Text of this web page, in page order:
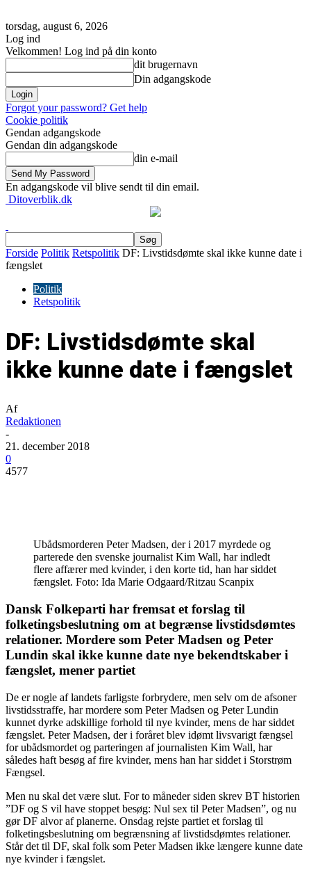
torsdag, august 6, 2026
Log ind
Velkommen! Log ind på din konto
dit brugernavn
Din adgangskode
Forgot your password? Get help
Cookie politik
Gendan adgangskode
Gendan din adgangskode
din e-mail
En adgangskode vil blive sendt til din email.
Ditoverblik.dk
Forside Politik Retspolitik DF: Livstidsdømte skal ikke kunne date i
fængslet
Politik
Retspolitik
DF: Livstidsdømte skal
ikke kunne date i fængslet
Af
Redaktionen
-
21. december 2018
0
4577
Ubådsmorderen Peter Madsen, der i 2017 myrdede og
parterede den svenske journalist Kim Wall, har indledt
flere affærer med kvinder, i den korte tid, han har siddet
fængslet. Foto: Ida Marie Odgaard/Ritzau Scanpix
Dansk Folkeparti har fremsat et forslag til
folketingsbeslutning om at begrænse livstidsdømtes
relationer. Mordere som Peter Madsen og Peter
Lundin skal ikke kunne date nye bekendtskaber i
fængslet, mener partiet
De er nogle af landets farligste forbrydere, men selv om de afsoner
livstidsstraffe, har mordere som Peter Madsen og Peter Lundin
kunnet dyrke adskillige forhold til nye kvinder, mens de har siddet
fængslet. Peter Madsen, der i foråret blev idømt livsvarigt fængsel
for ubådsmordet og parteringen af journalisten Kim Wall, har
således haft besøg af fire kvinder, mens han har siddet i Storstrøm
Fængsel.
Men nu skal det være slut. For to måneder siden skrev BT historien
”DF og S vil have stoppet besøg: Nul sex til Peter Madsen”, og nu
gør DF alvor af planerne. Onsdag rejste partiet et forslag til
folketingsbeslutning om begrænsning af livstidsdømtes relationer.
Står det til DF, skal folk som Peter Madsen ikke længere kunne date
nye kvinder i fængslet.